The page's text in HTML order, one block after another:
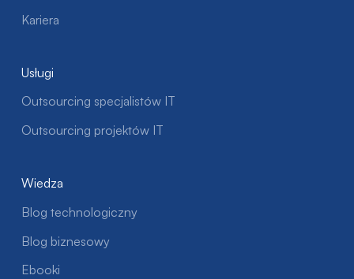
Kariera
Usługi
Outsourcing specjalistów IT
Outsourcing projektów IT
Wiedza
Blog technologiczny
Blog biznesowy
Ebooki